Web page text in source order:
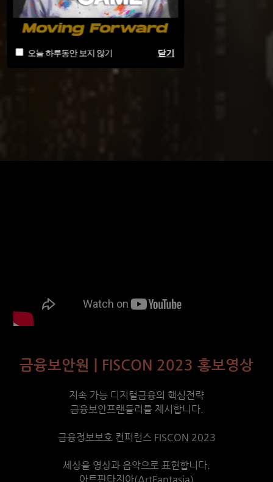
오늘 하루동안 보지 않기 닫기
금융보안원 | FISCON 2023 홍보영상
지속 가능 디지털금융의 핵심전략
금융보안프랜들리를 제시합니다.
금융정보보호 컨퍼런스 FISCON 2023
세상을 영상과 음악으로 표현합니다.
아트판타지아(ArtFantasia)